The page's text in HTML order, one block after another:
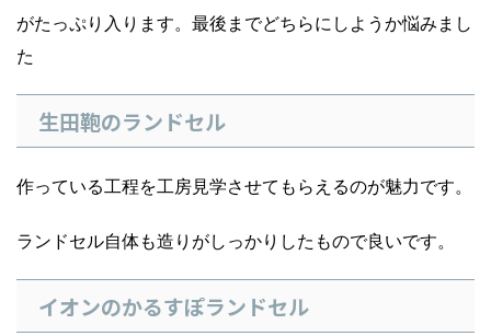
がたっぷり入ります。最後までどちらにしようか悩みまし
た
生田鞄のランドセル
作っている工程を工房見学させてもらえるのが魅力です。
ランドセル自体も造りがしっかりしたもので良いです。
イオンのかるすぽランドセル